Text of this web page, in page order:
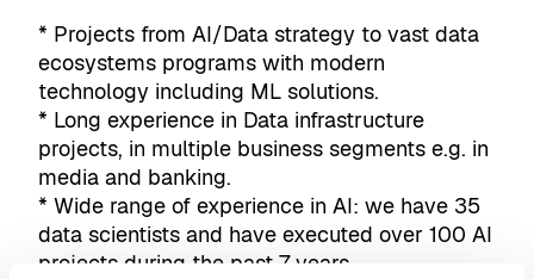
* Projects from AI/Data strategy to vast data
ecosystems programs with modern
technology including ML solutions.
* Long experience in Data infrastructure
projects, in multiple business segments e.g. in
media and banking.
* Wide range of experience in AI: we have 35
data scientists and have executed over 100 AI
projects during the past 7 years.